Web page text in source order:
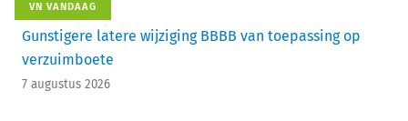
VN VANDAAG
Gunstigere latere wijziging BBBB van toepassing op
verzuimboete
7 augustus 2026